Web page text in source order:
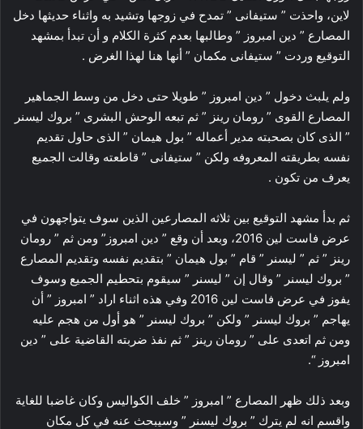
لاين، واحذت ” ستيفانى ” تمدح في زوجها وتشيد به واثناء حديثها دخل
المصارع ” دين امبروز ” وطالبها بعدم كثرة الكلام و أن تبدأ بمشهد
التوقيع وردت ” ستيفانى مكمان ” أنها هنا لهذا الغرض .
ولم يلبث دخول ” دين امبروز ” طويلا حتى دخل من وسط الجماهير
المصارع القوى ” رومان رينز ” ثم تبعه الوحش البشرى ” بروك ليسنر
” الذى كان بصحبته مدير أعماله ” بول هيمان ” الذى حاول تقديم
نفسه بطريقته المعروفه ولكن ” ستيفانى ” قاطعته وقالت الجميع
يعرف من تكون .
ثم بدأ مشهد التوقيع بين ثلاثه المصارعين الذين سوف يتواجهون في
عرض فاست لين 2016، وبعد أن وقع ” دين امبروز” ومن ثم ” رومان
رينز ” ثم ” ليسنر ” قام ” بول هيمان ” بتقديم نفسه وتقديم المصارع
” بروك ليسنر ” وقال إن ” ليسنر ” سيقوم بتحطيم الجميع وسوف
يفوز في عرض فاست لين 2016 وفي هذه اثناء اراد ” امبروز ” أن
يهاجم ” بروك ليسنر ” ولكن ” بروك ليسنر ” هو أول من هجم عليه
ومن ثم اتعدى على ” رومان رينز ” ثم نفذ ضربته القاضية على ” دين
امبروز “.
وبعد ذلك ظهر المصارع ” امبروز ” خلف الكواليس وكان غاضبا للغاية
واقسم انه لم يترك ” بروك ليسنر ” وسيبحث عنه في كل مكان